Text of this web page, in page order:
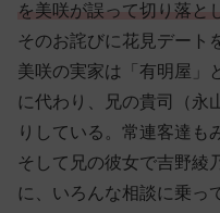
を美咲が誤って切り落と
そのお詫びに花見デート
美咲の実家は「有明屋」
に代わり、兄の貴司（永
りしている。常連客達も
そして兄の彼女で吉野綾
に、いろんな相談に乗っ